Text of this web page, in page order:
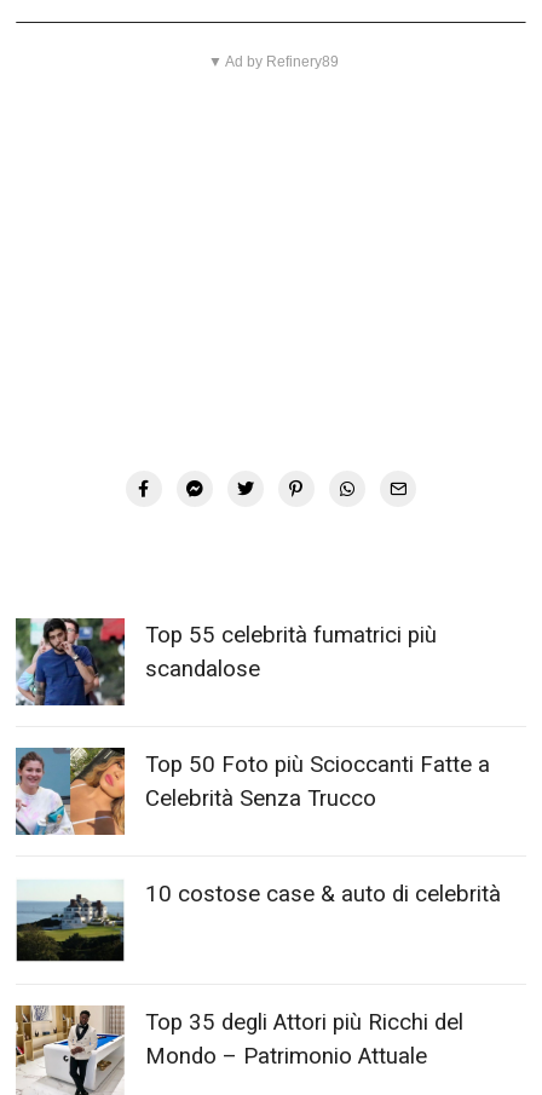
▼ Ad by Refinery89
Top 55 celebrità fumatrici più
scandalose
Top 50 Foto più Scioccanti Fatte a
Celebrità Senza Trucco
10 costose case & auto di celebrità
Top 35 degli Attori più Ricchi del
Mondo – Patrimonio Attuale